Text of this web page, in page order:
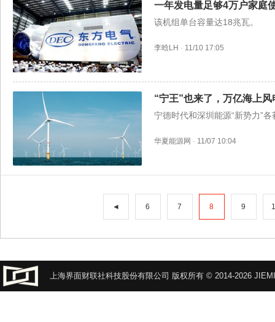
一年发电量足够4万户家庭
该机组单台容量达18兆瓦。
李晗LH · 11/10 17:05
“宁王”也来了，万亿海上
宁德时代和深圳能源“新势力”
华夏能源网 · 11/07 10:04
◄ 6 7 8 9
上海界面财联社科技股份有限公司 版权所有 © 2014-2026